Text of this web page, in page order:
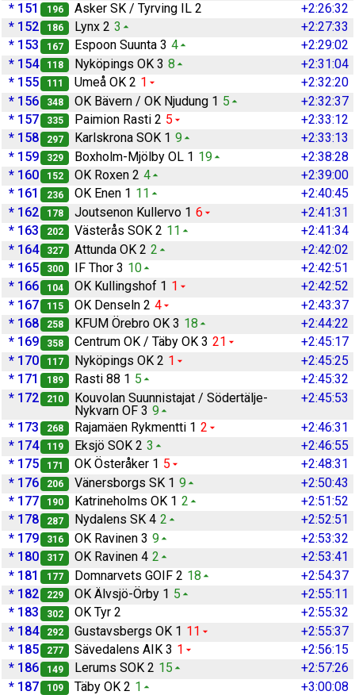
* 151
196 Asker SK / Tyrving IL 2
+2:26:32
* 152
186 Lynx 2 3
+2:27:33
* 153
167 Espoon Suunta 3 4
+2:29:02
* 154
118 Nyköpings OK 3 8
+2:31:04
* 155
111 Umeå OK 2 1
+2:32:20
* 156
348 OK Bävern / OK Njudung 1 5
+2:32:37
* 157
335 Paimion Rasti 2 5
+2:33:12
* 158
297 Karlskrona SOK 1 9
+2:33:13
* 159
329 Boxholm-Mjölby OL 1 19
+2:38:28
* 160
152 OK Roxen 2 4
+2:39:00
* 161
236 OK Enen 1 11
+2:40:45
* 162
178 Joutsenon Kullervo 1 6
+2:41:31
* 163
202 Västerås SOK 2 11
+2:41:34
* 164
327 Attunda OK 2 2
+2:42:02
* 165
300 IF Thor 3 10
+2:42:51
* 166
104 OK Kullingshof 1 1
+2:42:52
* 167
115 OK Denseln 2 4
+2:43:37
* 168
258 KFUM Örebro OK 3 18
+2:44:22
* 169
358 Centrum OK / Täby OK 3 21
+2:45:17
* 170
117 Nyköpings OK 2 1
+2:45:25
* 171
189 Rasti 88 1 5
+2:45:32
* 172
210
Kouvolan Suunnistajat / Södertälje-
Nykvarn OF 3 9
+2:45:53
* 173
268 Rajamäen Rykmentti 1 2
+2:46:31
* 174
119 Eksjö SOK 2 3
+2:46:55
* 175
171 OK Österåker 1 5
+2:48:31
* 176
206 Vänersborgs SK 1 9
+2:50:43
* 177
190 Katrineholms OK 1 2
+2:51:52
* 178
287 Nydalens SK 4 2
+2:52:51
* 179
316 OK Ravinen 3 9
+2:53:32
* 180
317 OK Ravinen 4 2
+2:53:41
* 181
177 Domnarvets GOIF 2 18
+2:54:37
* 182
229 OK Älvsjö-Örby 1 5
+2:55:11
* 183
302 OK Tyr 2
+2:55:32
* 184
292 Gustavsbergs OK 1 11
+2:55:37
* 185
277 Sävedalens AIK 3 1
+2:56:15
* 186
149 Lerums SOK 2 15
+2:57:26
* 187
109 Täby OK 2 1
+3:00:08